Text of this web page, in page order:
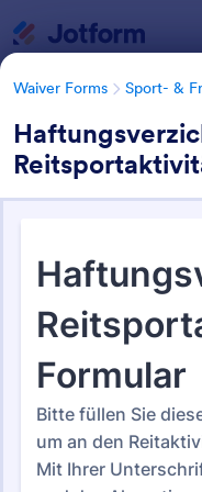
Waiver Forms Sport- &
Sport- &
Formularvorlagen